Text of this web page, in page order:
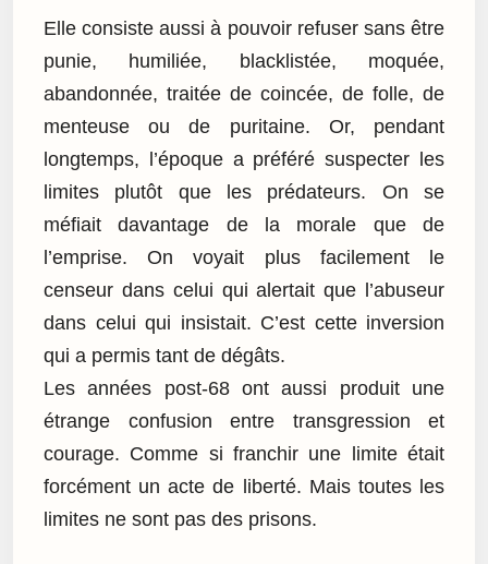
Elle consiste aussi à pouvoir refuser sans être
punie, humiliée, blacklistée, moquée,
abandonnée, traitée de coincée, de folle, de
menteuse ou de puritaine. Or, pendant
longtemps, l’époque a préféré suspecter les
limites plutôt que les prédateurs. On se
méfiait davantage de la morale que de
l’emprise. On voyait plus facilement le
censeur dans celui qui alertait que l’abuseur
dans celui qui insistait. C’est cette inversion
qui a permis tant de dégâts.
Les années post-68 ont aussi produit une
étrange confusion entre transgression et
courage. Comme si franchir une limite était
forcément un acte de liberté. Mais toutes les
limites ne sont pas des prisons.